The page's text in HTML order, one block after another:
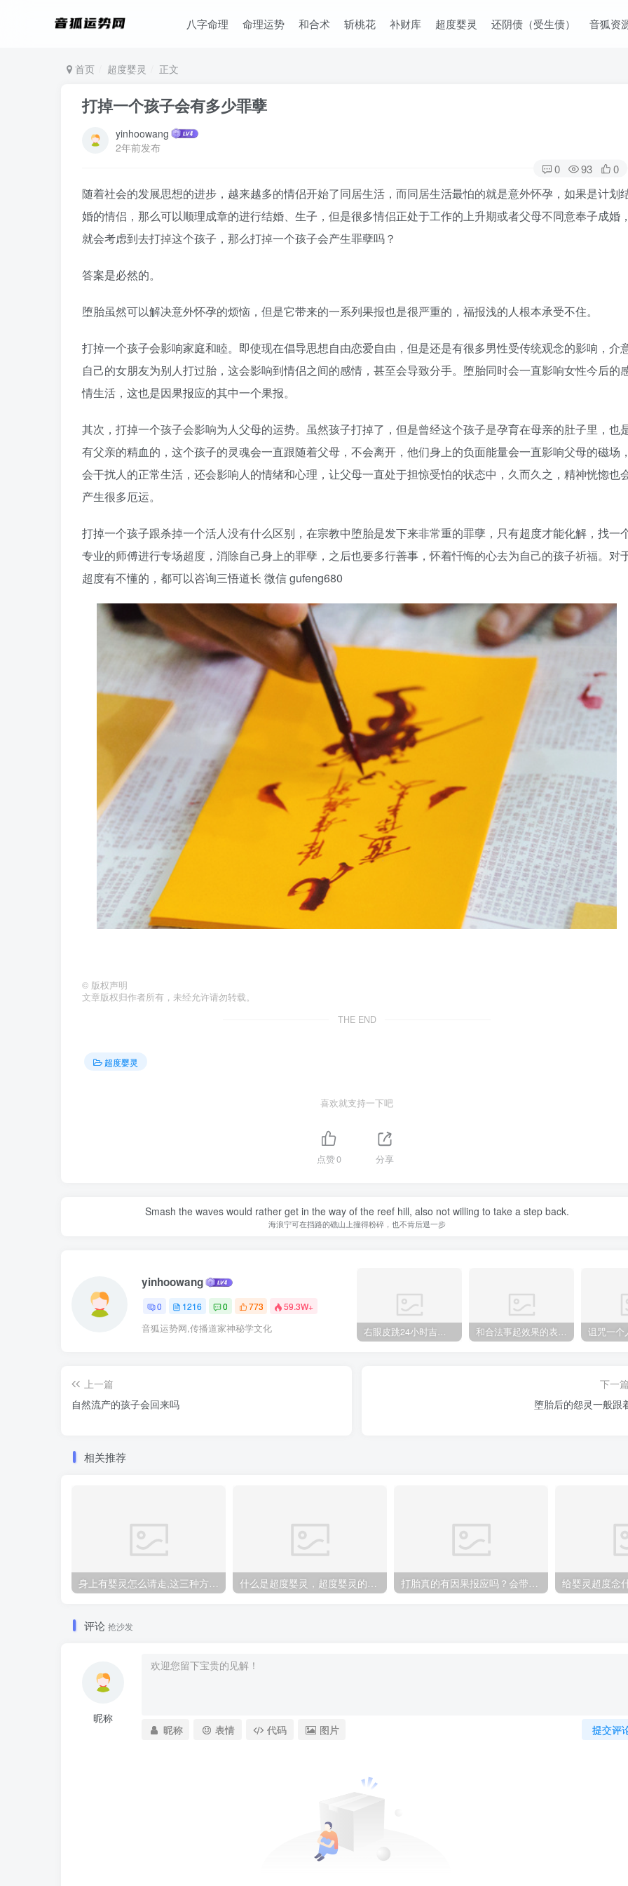
八字命理 命理运势 和合术 斩桃花 补财库 超度婴灵 还阴债（受生债） 音狐资
首页 超度婴灵 正文
打掉一个孩子会有多少罪孽
yinhoowang
2年前发布
0 93 0
随着社会的发展思想的进步，越来越多的情侣开始了同居生活，而同居生活最怕的就是意外怀孕，如果是计划
婚的情侣，那么可以顺理成章的进行结婚、生子，但是很多情侣正处于工作的上升期或者父母不同意奉子成婚，
就会考虑到去打掉这个孩子，那么打掉一个孩子会产生罪孽吗？
答案是必然的。
堕胎虽然可以解决意外怀孕的烦恼，但是它带来的一系列果报也是很严重的，福报浅的人根本承受不住。
打掉一个孩子会影响家庭和睦。即使现在倡导思想自由恋爱自由，但是还是有很多男性受传统观念的影响，介
自己的女朋友为别人打过胎，这会影响到情侣之间的感情，甚至会导致分手。堕胎同时会一直影响女性今后的
情生活，这也是因果报应的其中一个果报。
其次，打掉一个孩子会影响为人父母的运势。虽然孩子打掉了，但是曾经这个孩子是孕育在母亲的肚子里，也
有父亲的精血的，这个孩子的灵魂会一直跟随着父母，不会离开，他们身上的负面能量会一直影响父母的磁场，
会干扰人的正常生活，还会影响人的情绪和心理，让父母一直处于担惊受怕的状态中，久而久之，精神恍惚也
产生很多厄运。
打掉一个孩子跟杀掉一个活人没有什么区别，在宗教中堕胎是发下来非常重的罪孽，只有超度才能化解，找一
专业的师傅进行专场超度，消除自己身上的罪孽，之后也要多行善事，怀着忏悔的心去为自己的孩子祈福。对
超度有不懂的，都可以咨询三悟道长 微信 gufeng680
© 版权声明
文章版权归作者所有，未经允许请勿转载。
THE END
超度婴灵
喜欢就支持一下吧
点赞0 分享
Smash the waves would rather get in the way of the reef hill, also not willing to take a step back.
海浪宁可在挡路的礁山上撞得粉碎，也不肯后退一步
yinhoowang
0 1216 0 773 59.3W+
音狐运势网,传播道家神秘学文化
上一篇
自然流产的孩子会回来吗
下一篇
堕胎后的怨灵一般跟
相关推荐
身上有婴灵怎么请走,这三种方法让你摆脱纠缠 什么是超度婴灵，超度婴灵的5个步骤 打胎真的有因果报应吗？会带来厄运吗？ 给婴灵超度念
评论 抢沙发
昵称
提交评
昵称 表情 代码 图片